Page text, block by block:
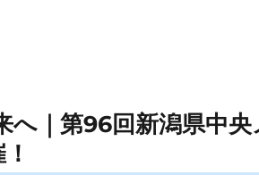
｜第96回新潟県中